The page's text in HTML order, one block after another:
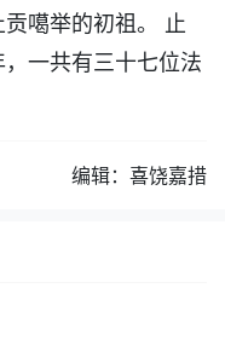
噶举的初祖。 止
一共有三十七位法
编辑：喜饶嘉措